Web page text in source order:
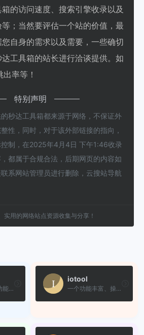
的访问速度、搜索引擎收录以及
；当然要评估一个站的价值，最
自身的需求以及需要，一些确切
工具箱的站长进行洽谈提供。如
率等！
特别声明
秒达工具箱都来源于网络，不保证外
性，同时，对于该外部链接的指向，
制，在2025年4月4日 下午1:46收录
都属于合规合法，后期网页的内容如
系网站管理员进行删除，云搜站导航
实用的网络站点资源收集与分享！
免费安全的多功能在线工具箱...
iotool
一个功能丰富、操作便捷的免...